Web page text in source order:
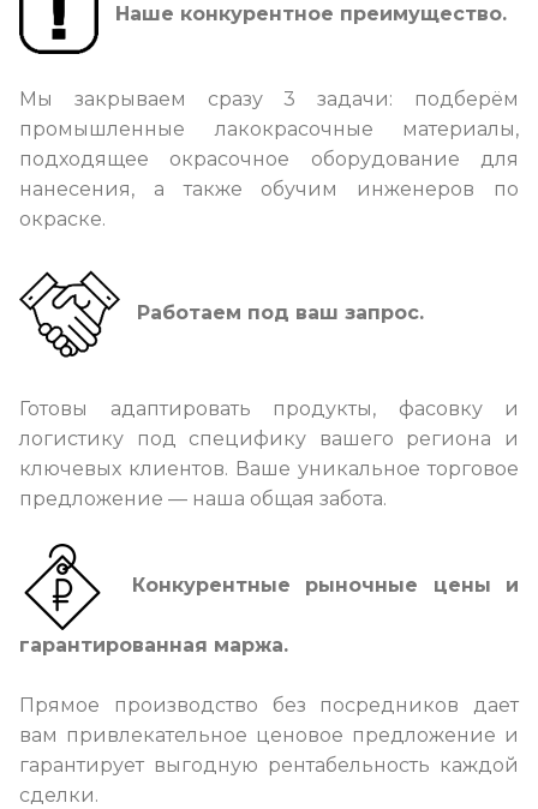
Наше конкурентное преимущество.
Мы закрываем сразу 3 задачи: подберём
промышленные лакокрасочные материалы,
подходящее окрасочное оборудование для
нанесения, а также обучим инженеров по
окраске.
Работаем под ваш запрос.
Готовы адаптировать продукты, фасовку и
логистику под специфику вашего региона и
ключевых клиентов. Ваше уникальное торговое
предложение — наша общая забота.
Конкурентные рыночные цены и
гарантированная маржа.
Прямое производство без посредников дает
вам привлекательное ценовое предложение и
гарантирует выгодную рентабельность каждой
сделки.